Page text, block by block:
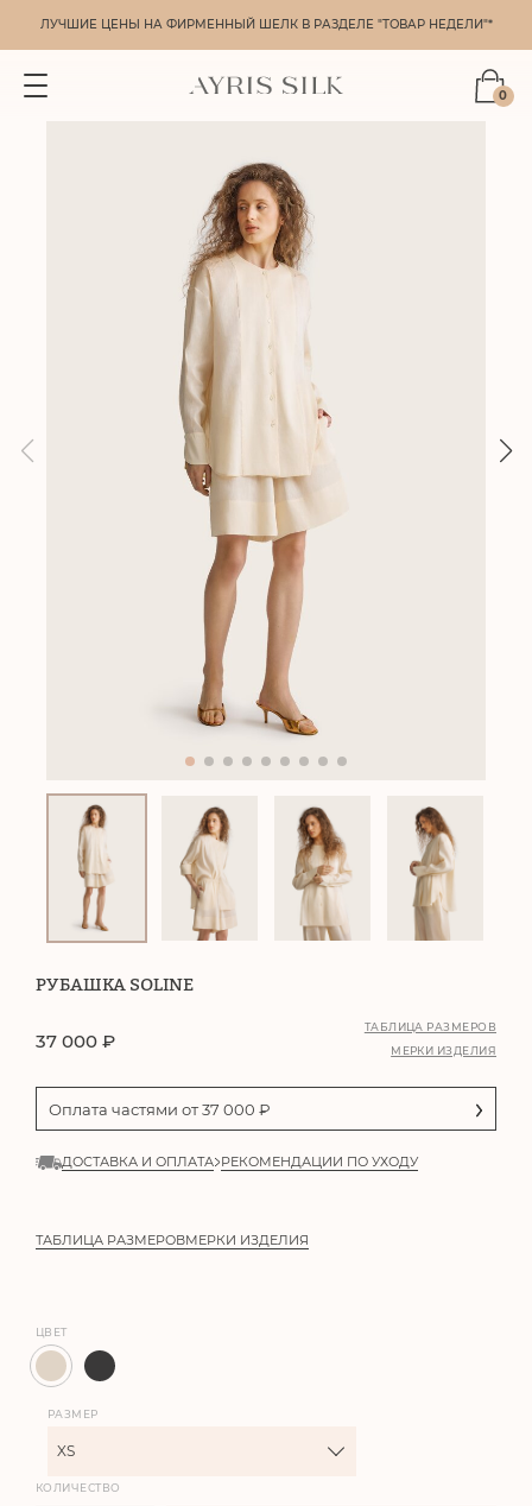
ЛУЧШИЕ ЦЕНЫ НА ФИРМЕННЫЙ ШЕЛК В РАЗДЕЛЕ "ТОВАР НЕДЕЛИ"*
0
РУБАШКА SOLINE
37 000 ₽
ТАБЛИЦА РАЗМЕРОВ
МЕРКИ ИЗДЕЛИЯ
Оплата частями от37 000 ₽
ДОСТАВКА И ОПЛАТА РЕКОМЕНДАЦИИ ПО УХОДУ
ТАБЛИЦА РАЗМЕРОВМЕРКИ ИЗДЕЛИЯ
ЦВЕТ
РАЗМЕР
XS
КОЛИЧЕСТВО